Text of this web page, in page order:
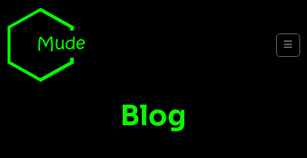
Skip to content
Blog